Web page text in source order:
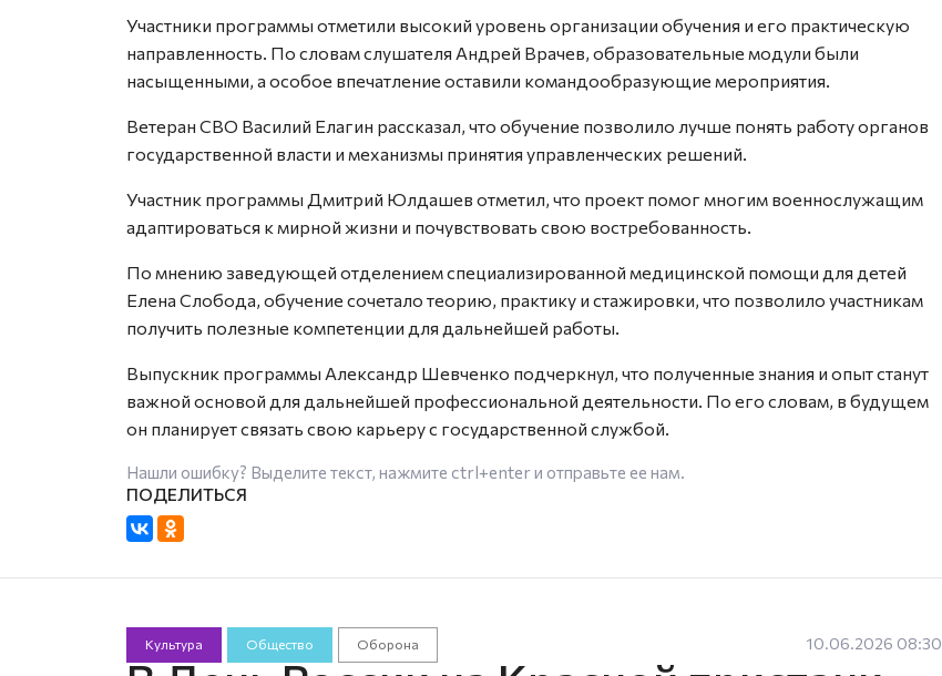
Участники программы отметили высокий уровень организации обучения и его практическую
направленность. По словам слушателя Андрей Врачев, образовательные модули были
насыщенными, а особое впечатление оставили командообразующие мероприятия.
Ветеран СВО Василий Елагин рассказал, что обучение позволило лучше понять работу органов
государственной власти и механизмы принятия управленческих решений.
Участник программы Дмитрий Юлдашев отметил, что проект помог многим военнослужащим
адаптироваться к мирной жизни и почувствовать свою востребованность.
По мнению заведующей отделением специализированной медицинской помощи для детей
Елена Слобода, обучение сочетало теорию, практику и стажировки, что позволило участникам
получить полезные компетенции для дальнейшей работы.
Выпускник программы Александр Шевченко подчеркнул, что полученные знания и опыт станут
важной основой для дальнейшей профессиональной деятельности. По его словам, в будущем
он планирует связать свою карьеру с государственной службой.
Нашли ошибку? Выделите текст, нажмите ctrl+enterи отправьте ее нам.
Культура Общество Оборона 10.06.2026 08:30